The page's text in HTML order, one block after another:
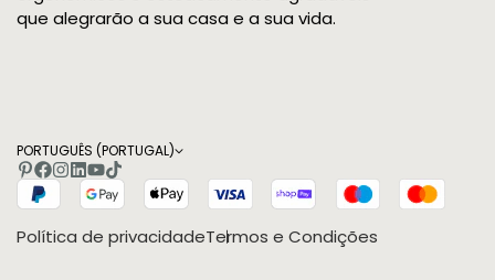
que alegrarão a sua casa e a sua vida.
PORTUGUÊS (PORTUGAL)
Política de privacidadeTermos e Condições